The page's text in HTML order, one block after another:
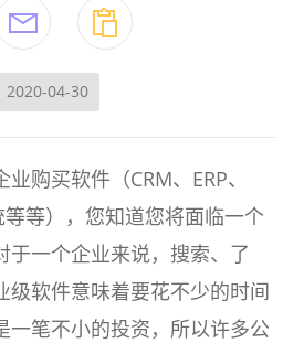
2020-04-30
购买软件（CRM、ERP、
等），您知道您将面临一个
于一个企业来说，搜索、了
级软件意味着要花不少的时间
笔不小的投资，所以许多公